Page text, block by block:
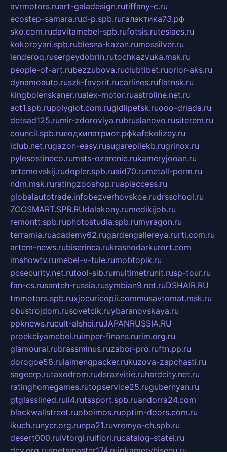
avrmotors.ruart-galadesign.rutiffany-c.ru
ecostep-samara.rud-p.spb.ruгалактика73.рф
sko.com.rudavitamebel-spb.rufotsis.rutesiaes.ru
kokoroyari.spb.rublesna-kazan.rumossilver.ru
lenderoq.rusergeydobrin.rutochkazvuka.msk.ru
people-of-art.rubezzubova.ruclubtibet.ruorior-aks.ru
dynamoauto.ruszk-favorit.rucarlines.ruflatnsk.ru
kingbolenskaner.rualex-motor.ruastroline.net.ru
act1.spb.rupolyglot.com.rugidlipetsk.ruooo-driada.ru
detsad125.rumir-zdoroviya.rubruslanovo.rusiterem.ru
council.spb.ruлодкипатриот.рфkafekolizey.ru
iclub.net.rugazon-easy.rusugarepilekb.rugrinox.ru
pylesostineco.rumsts-ozarenie.rukameryjooan.ru
artemovskij.rudopler.spb.ruaid70.rumetall-perm.ru
ndm.msk.ruratingzooshop.ruapiaccess.ru
globalautotrade.infobezverhovskoe.rudrsschool.ru
ZOOSMART.SPB.RUdalakony.rumedikijob.ru
remontt.spb.ruphotostudia.spb.rumyragon.ru
terramia.ruacademy62.rugardengallereya.rurti.com.ru
artem-news.rubiserinca.rukrasnodarkurort.com
imshowtv.rumebel-v-tule.rumobtopik.ru
pcsecurity.net.rutool-sib.rumultimetrunit.rusp-tour.ru
fan-cs.rusanteh-russia.rusymbian9.net.ruDSHAIR.RU
tmmotors.spb.ruxjocuricopii.commusavtomat.msk.ru
obustrojdom.rusovetcik.ruybaranovskaya.ru
ppknews.rucult-alshei.ruJAPANRUSSIA.RU
proekciyamebel.ruimper-finans.rurim.org.ru
glamourai.rubrassminus.ruzabor-pro.ruftn.pp.ru
dorogoe58.rulaimengpacker.rukuzova-zapchasti.ru
sageerp.rutaxodrom.rudsrazvitie.ruhardcity.net.ru
ratinghomegames.rutopservice25.rugubernyan.ru
gtglasslined.ruii4.rutssport.spb.ruandorra24.com
blackwallstreet.ruoboimos.ruoptim-doors.com.ru
ikuch.runycr.org.runpa21.ruvremya-ch.spb.ru
desert000.ruivtorgi.ruifiori.rucatalog-statei.ru
dcv.org.ruspetsmaster174.ruipkameryhiseeu.ru